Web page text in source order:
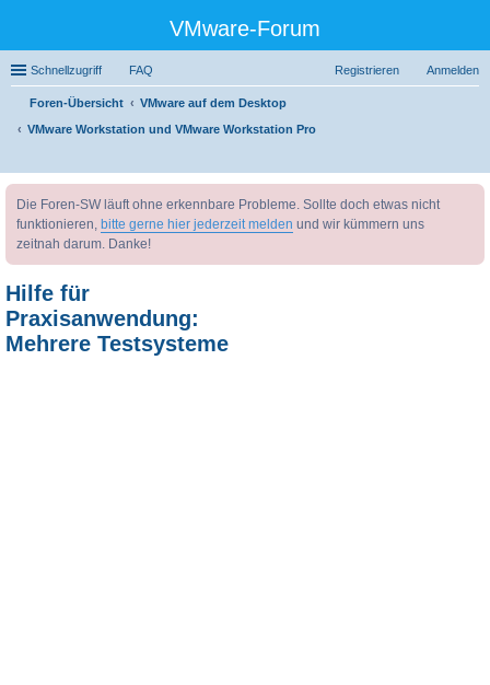
VMware-Forum
Schnellzugriff FAQ Anmelden
Registrieren
Foren-Übersicht
VMware auf dem Desktop
VMware Workstation und VMware Workstation Pro
uc
Die Foren-SW läuft ohne erkennbare Probleme. Sollte doch etwas nicht
funktionieren, bitte gerne hier jederzeit melden und wir kümmern uns
zeitnah darum. Danke!
Hilfe für
Praxisanwendung:
Mehrere Testsysteme